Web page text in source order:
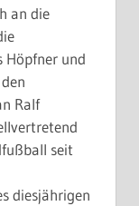
an die
Höpfner und
Ralf
seit
diesjährigen